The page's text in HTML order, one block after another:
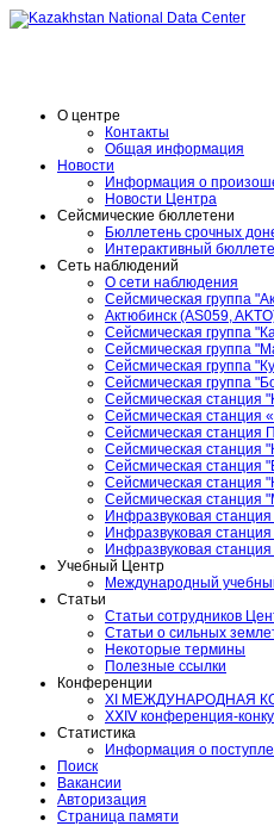
O центре
Контакты
Общая информация
Новости
Информация о
Новости Центра
Сейсмические бюллетени
Бюллетень срочных
Интерактивный
Сеть наблюдений
О сети наблюдения
Сейсмическая группа
Актюбинск (AS059,
Сейсмическая группа
Сейсмическая группа
Сейсмическая группа
Сейсмическая группа
Сейсмическая станция
Сейсмическая станция
Сейсмическая станция
Сейсмическая станция
Сейсмическая станция
Сейсмическая станция
Сейсмическая станция
Инфразвуковая
Инфразвуковая
Инфразвуковая
Учебный Центр
Международный
Статьи
Статьи сотрудников
Статьи о сильных
Некоторые термины
Полезные ссылки
Конференции
XI МЕЖДУНАРОДНАЯ
ХⅩΙⅤ конференция-
Статистика
Информация о
Поиск
Вакансии
Авторизация
Страница памяти